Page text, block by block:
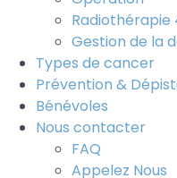
Radiothérapie
Gestion de la
Types de cancer
Prévention &
Bénévoles
Nous contacter
FAQ
Appelez Nous